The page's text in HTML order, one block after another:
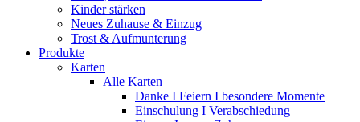
Kinder stärken
Neues Zuhause & Einzug
Trost & Aufmunterung
Produkte
Karten
Alle Karten
Danke I Feiern I besondere Momente
Einschulung I Verabschiedung